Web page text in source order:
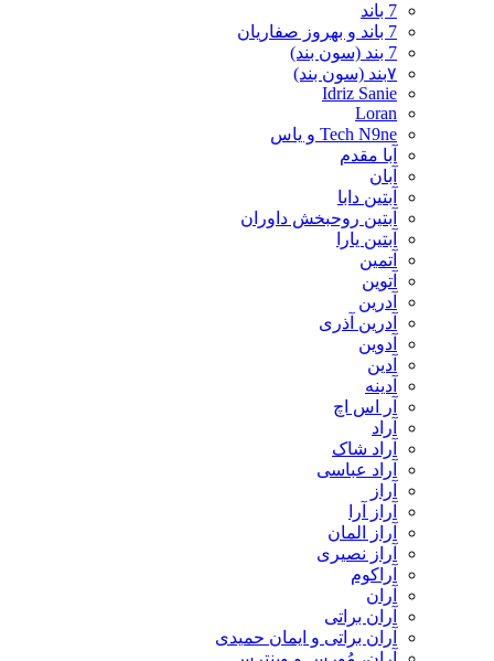
7 باند
7 باند و بهروز صفاریان
7 بند (سون بند)
۷بند (سون بند)
Idriz Sanie
Loran
Tech N9ne و یاس
آبا مقدم
آبان
آبتین دابا
آبتین روحبخش داوران
آبتین یارا
آتمین
آتوین
آدرین
آدرین آذری
آدوین
آدین
آدینه
آر اس اچ
آراد
آراد شاک
آراد عباسی
آراز
آراز آرا
آراز المان
آراز نصیری
آراکوم
آران
آران براتی
آران براتی و ایمان حمیدی